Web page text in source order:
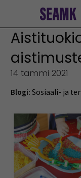
14 tammi 2021
Blogi: Sosiaali- ja